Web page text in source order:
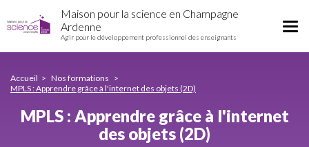
Apprendre
l'internet
des
au
contenu
Maison pour la science en Champagne
Ardenne
Agir pour le développement professionnel des enseignants
Accueil
Nos formations
MPLS : Apprendre grâce à l'internet des objets (2D)
MPLS : Apprendre grâce à l'internet
des objets (2D)